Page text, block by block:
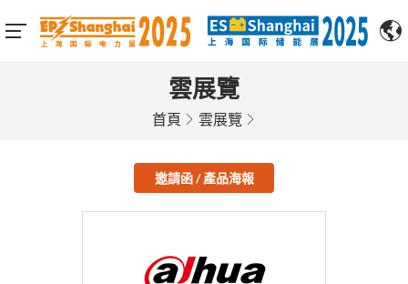
雲展覽
首頁 雲展覽
邀請函 / 產品海報